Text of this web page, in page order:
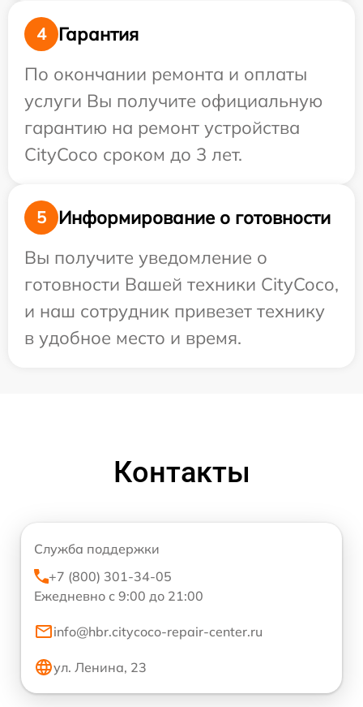
4
Гарантия
По окончании ремонта и оплаты
услуги Вы получите официальную
гарантию на ремонт устройства
CityCoco сроком до 3 лет.
5
Информирование о готовности
Вы получите уведомление о
готовности Вашей техники CityCoco,
и наш сотрудник привезет технику
в удобное место и время.
Контакты
Служба поддержки
+7 (800) 301-34-05
Ежедневно с 9:00 до 21:00
info@hbr.citycoco-repair-center.ru
ул. Ленина, 23